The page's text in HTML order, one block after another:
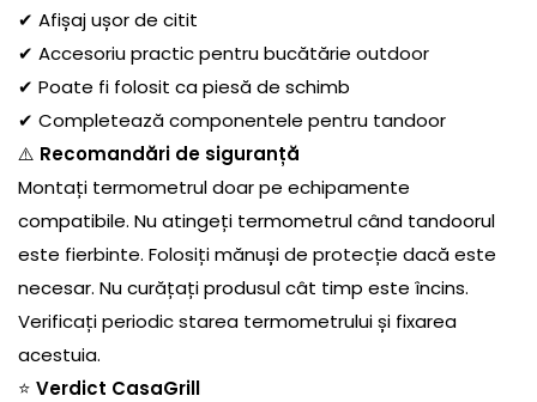
✔ Afișaj ușor de citit
✔ Accesoriu practic pentru bucătărie outdoor
✔ Poate fi folosit ca piesă de schimb
✔ Completează componentele pentru tandoor
⚠️ Recomandări de siguranță
Montați termometrul doar pe echipamente
compatibile. Nu atingeți termometrul când tandoorul
este fierbinte. Folosiți mănuși de protecție dacă este
necesar. Nu curățați produsul cât timp este încins.
Verificați periodic starea termometrului și fixarea
acestuia.
⭐ Verdict CasaGrill